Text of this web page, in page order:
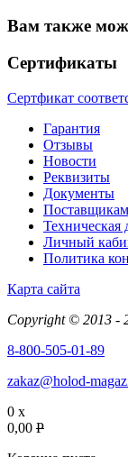
Вам также
Сертификаты
Сертфикат
Гарантия
Отзывы
Новости
Реквизиты
Документы
Поставщикам
Техническая
Личный
Политика
Карта сайта
Copyright © 2013 -
8-800-505-01-89
zakaz@holod-
0 x
0,00 P